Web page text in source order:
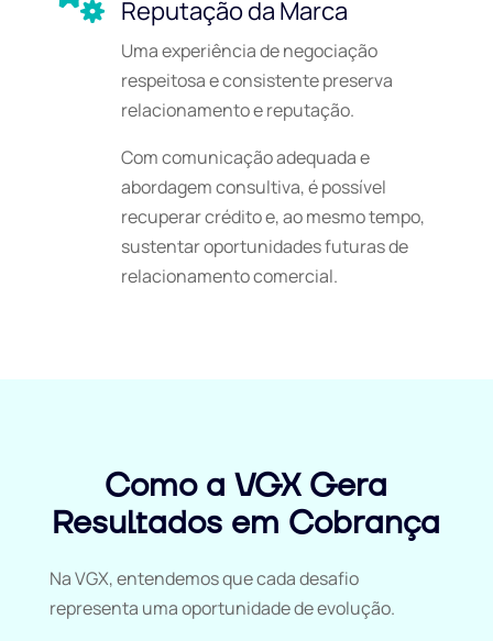
Reputação da Marca
Uma experiência de negociação
respeitosa e consistente preserva
relacionamento e reputação.
Com comunicação adequada e
abordagem consultiva, é possível
recuperar crédito e, ao mesmo tempo,
sustentar oportunidades futuras de
relacionamento comercial.
Como a VGX Gera
Resultados em Cobrança
Na VGX, entendemos que cada desafio
representa uma oportunidade de evolução.